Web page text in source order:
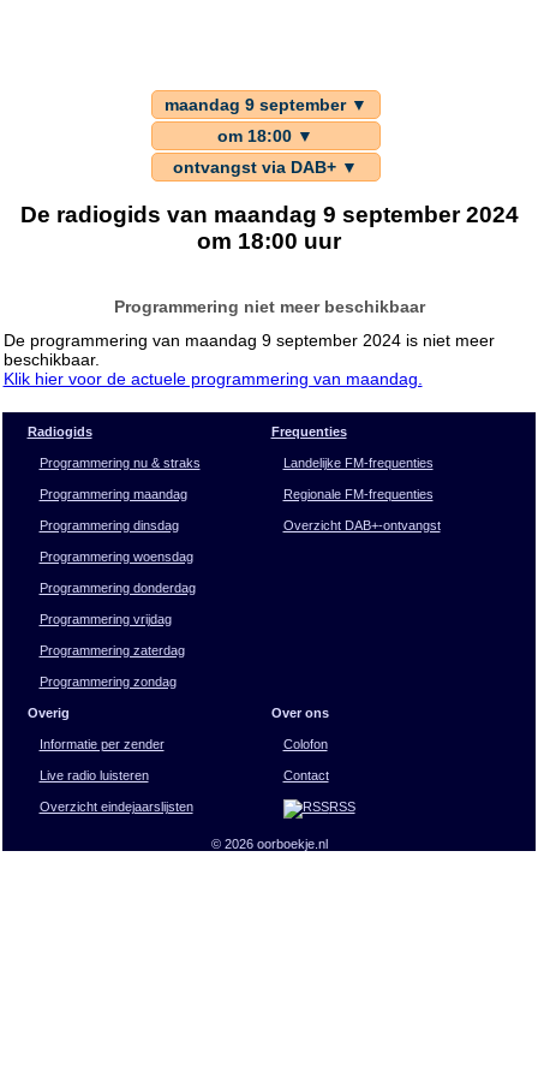
maandag 9 september ▼
om 18:00 ▼
ontvangst via DAB+ ▼
De radiogids van maandag 9 september 2024
om 18:00 uur
Programmering niet meer beschikbaar
De programmering van maandag 9 september 2024 is niet meer
beschikbaar.
Klik hier voor de actuele programmering van maandag.
Radiogids
Programmering nu & straks
Programmering maandag
Programmering dinsdag
Programmering woensdag
Programmering donderdag
Programmering vrijdag
Programmering zaterdag
Programmering zondag
Frequenties
Landelijke FM-frequenties
Regionale FM-frequenties
Overzicht DAB+-ontvangst
Overig
Informatie per zender
Live radio luisteren
Overzicht eindejaarslijsten
Over ons
Colofon
Contact
RSS
© 2026 oorboekje.nl